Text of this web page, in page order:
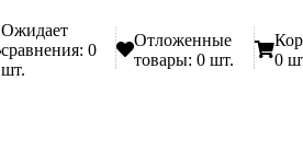
Ожидает
сравнения: 0
шт.
Отложенные
товары: 0 шт.
0